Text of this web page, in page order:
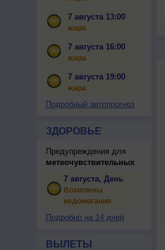
7 августа 13:00
жара
7 августа 16:00
жара
7 августа 19:00
жара
Подробный автопрогноз
ЗДОРОВЬЕ
Предупреждения для
метеочувствительных
7 августа, День
Возможны
недомогания
Подробно на 14 дней
ВЫЛЕТЫ